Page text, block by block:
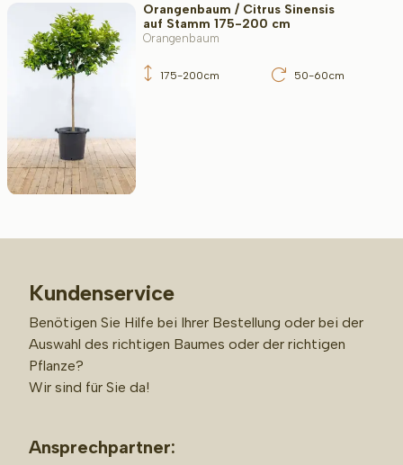
Orangenbaum / Citrus Sinensis
auf Stamm 175-200 cm
Orangenbaum
175-200cm 50-60cm
Kundenservice
Benötigen Sie Hilfe bei Ihrer Bestellung oder bei der
Auswahl des richtigen Baumes oder der richtigen
Pflanze?
Wir sind für Sie da!
Ansprechpartner: